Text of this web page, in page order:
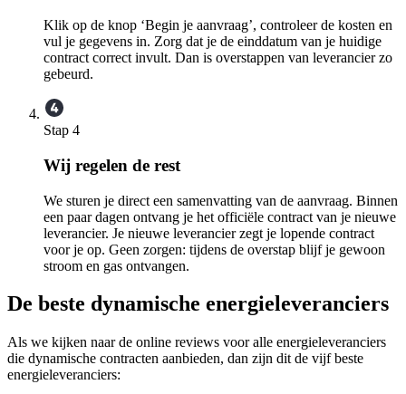
Klik op de knop ‘Begin je aanvraag’, controleer de kosten en
vul je gegevens in. Zorg dat je de einddatum van je huidige
contract correct invult. Dan is overstappen van leverancier zo
gebeurd.
Stap 4
Wij regelen de rest
We sturen je direct een samenvatting van de aanvraag. Binnen
een paar dagen ontvang je het officiële contract van je nieuwe
leverancier. Je nieuwe leverancier zegt je lopende contract
voor je op. Geen zorgen: tijdens de overstap blijf je gewoon
stroom en gas ontvangen.
De beste dynamische energieleveranciers
Als we kijken naar de online reviews voor alle energieleveranciers
die dynamische contracten aanbieden, dan zijn dit de vijf beste
energieleveranciers: